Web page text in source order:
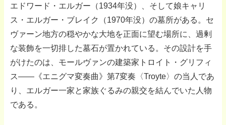
エドワード・エルガー（1934年没）、そして娘キャリ
ス・エルガー・ブレイク（1970年没）の墓所がある。セ
ヴァーン地方の穏やかな大地を正面に望む場所に、過剰
な装飾を一切排した墓石が置かれている。その設計を手
がけたのは、モールヴァンの建築家トロイト・グリフィ
ス――《エニグマ変奏曲》第7変奏〈Troyte〉の当人であ
り、エルガー一家と家族ぐるみの親交を結んでいた人物
である。